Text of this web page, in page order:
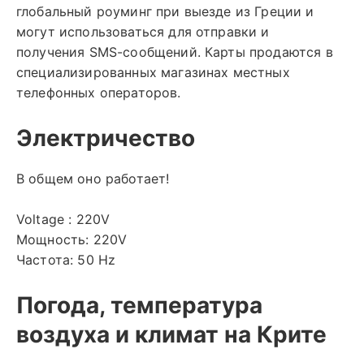
глобальный роуминг при выезде из Греции и
могут использоваться для отправки и
получения SMS-сообщений. Карты продаются в
специализированных магазинах местных
телефонных операторов.
Электричество
В общем оно работает!
Voltage : 220V
Мощность: 220V
Частота: 50 Hz
Погода, температура
воздуха и климат на Крите